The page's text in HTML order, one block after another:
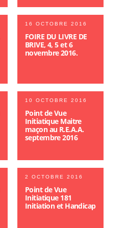
16 OCTOBRE 2016
FOIRE DU LIVRE DE
BRIVE, 4, 5 et 6
novembre 2016.
10 OCTOBRE 2016
Point de Vue
Initiatique Maitre
maçon au R.E.A.A.
septembre 2016
2 OCTOBRE 2016
Point de Vue
Initiatique 181
Initiation et Handicap